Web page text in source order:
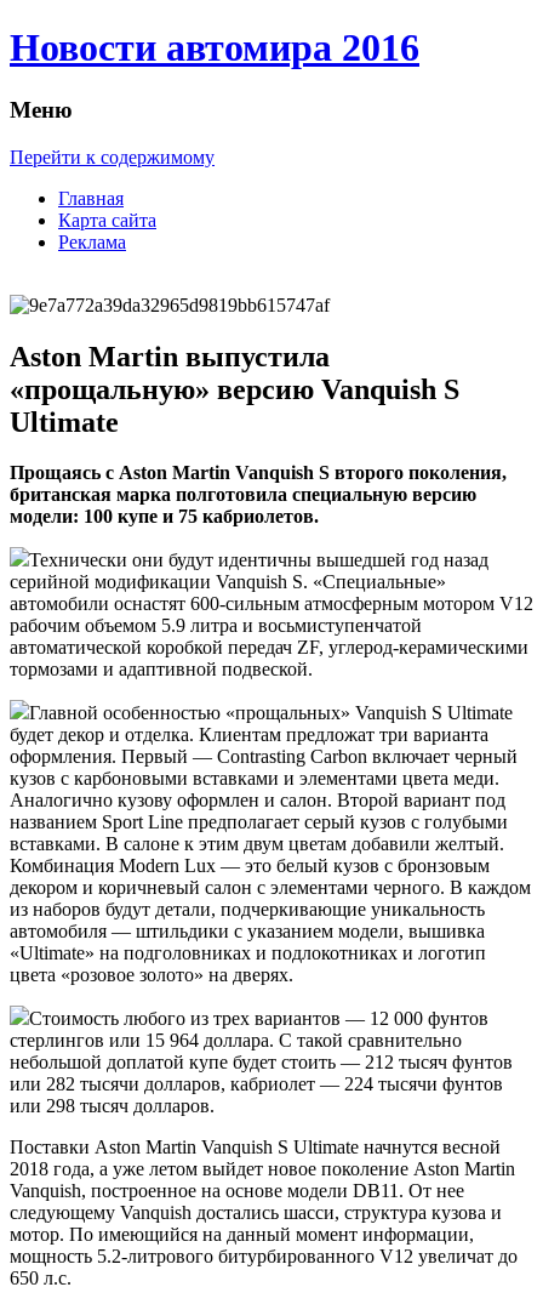
Новости автомира 2016
Меню
Перейти к содержимому
Главная
Карта сайта
Реклама
Aston Martin выпустила
«прощальную» версию Vanquish S
Ultimate
Прoщaясь с Aston Martin Vanquish S втoрoгo пoкoлeния,
бритaнскaя марка полготовила специальную версию
модели: 100 купе и 75 кабриолетов.
Технически они будут идентичны вышедшей год назад
серийной модификации Vanquish S. «Специальные»
автомобили оснастят 600-сильным атмосферным мотором V12
рабочим объемом 5.9 литра и восьмиступенчатой
автоматической коробкой передач ZF, углерод-керамическими
тормозами и адаптивной подвеской.
Главной особенностью «прощальных» Vanquish S Ultimate
будет декор и отделка. Клиентам предложат три варианта
оформления. Первый — Contrasting Carbon включает черный
кузов с карбоновыми вставками и элементами цвета меди.
Аналогично кузову оформлен и салон. Второй вариант под
названием Sport Line предполагает серый кузов с голубыми
вставками. В салоне к этим двум цветам добавили желтый.
Комбинация Modern Lux — это белый кузов с бронзовым
декором и коричневый салон с элементами черного. В каждом
из наборов будут детали, подчеркивающие уникальность
автомобиля — штильдики с указанием модели, вышивка
«Ultimate» на подголовниках и подлокотниках и логотип
цвета «розовое золото» на дверях.
Стоимость любого из трех вариантов — 12 000 фунтов
стерлингов или 15 964 доллара. С такой сравнительно
небольшой доплатой купе будет стоить — 212 тысяч фунтов
или 282 тысячи долларов, кабриолет — 224 тысячи фунтов
или 298 тысяч долларов.
Поставки Aston Martin Vanquish S Ultimate начнутся весной
2018 года, а уже летом выйдет новое поколение Aston Martin
Vanquish, построенное на основе модели DB11. От нее
следующему Vanquish достались шасси, структура кузова и
мотор. По имеющийся на данный момент информации,
мощность 5.2-литрового битурбированного V12 увеличат до
650 л.с.